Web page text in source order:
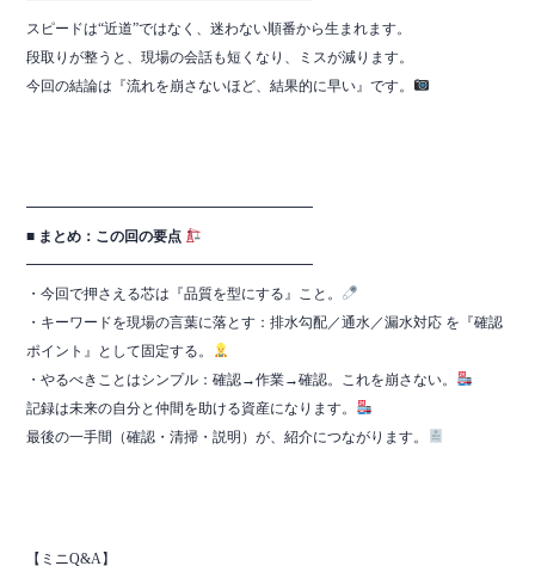
スピードは“近道”ではなく、迷わない順番から生まれます。
段取りが整うと、現場の会話も短くなり、ミスが減ります。
今回の結論は『流れを崩さないほど、結果的に早い』です。
━━━━━━━━━━━━━━━━━━━━
■ まとめ：この回の要点
━━━━━━━━━━━━━━━━━━━━
・今回で押さえる芯は『品質を型にする』こと。
・キーワードを現場の言葉に落とす：排水勾配／通水／漏水対応 を『確認
ポイント』として固定する。
・やるべきことはシンプル：確認→作業→確認。これを崩さない。
記録は未来の自分と仲間を助ける資産になります。
最後の一手間（確認・清掃・説明）が、紹介につながります。
【ミニQ&A】